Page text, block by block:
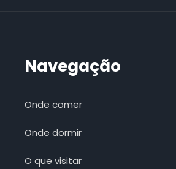
Navegação
Onde comer
Onde dormir
O que visitar